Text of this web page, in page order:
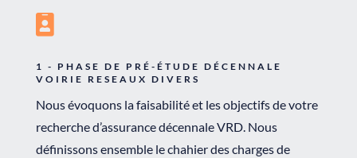

1 - PHASE DE PRÉ-ÉTUDE DÉCENNALE
VOIRIE RESEAUX DIVERS
Nous évoquons la faisabilité et les objectifs de votre
recherche d’assurance décennale VRD. Nous
définissons ensemble le chahier des charges de